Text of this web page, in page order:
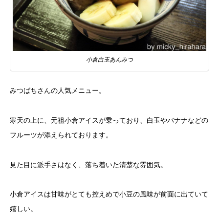
小倉白玉あんみつ
みつばちさんの人気メニュー。
寒天の上に、元祖小倉アイスが乗っており、白玉やバナナなどの
フルーツが添えられております。
見た目に派手さはなく、落ち着いた清楚な雰囲気。
小倉アイスは甘味がとても控えめで小豆の風味が前面に出ていて
嬉しい。